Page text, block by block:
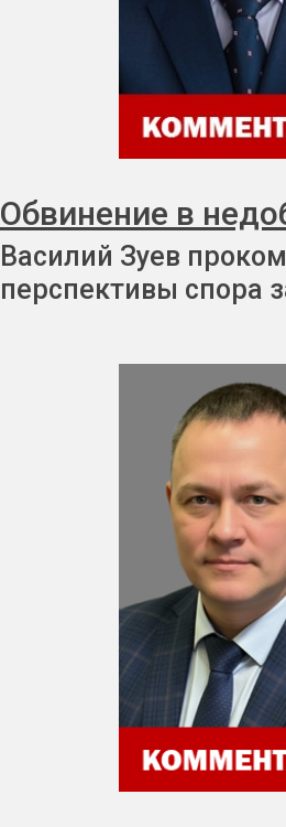
Обвинение в
Василий Зуев
перспективы спора